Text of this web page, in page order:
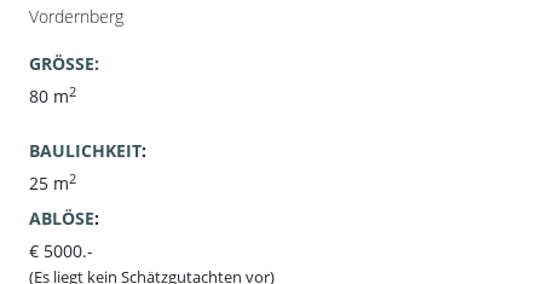
Vordernberg
GRÖSSE:
80 m2
BAULICHKEIT:
25 m2
ABLÖSE:
€ 5000.-
(Es liegt kein Schätzgutachten vor)